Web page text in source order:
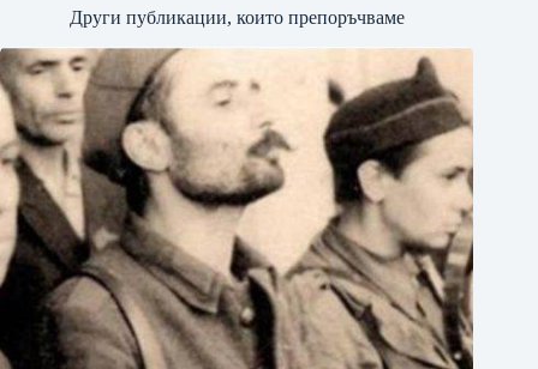
Други публикации, които препоръчваме